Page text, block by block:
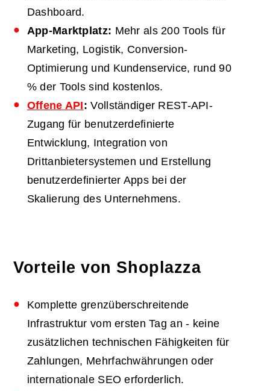
Dashboard.
App-Marktplatz: Mehr als 200 Tools für
Marketing, Logistik, Conversion-
Optimierung und Kundenservice, rund 90
% der Tools sind kostenlos.
Offene API: Vollständiger REST-API-
Zugang für benutzerdefinierte
Entwicklung, Integration von
Drittanbietersystemen und Erstellung
benutzerdefinierter Apps bei der
Skalierung des Unternehmens.
Vorteile von Shoplazza
Komplette grenzüberschreitende
Infrastruktur vom ersten Tag an - keine
zusätzlichen technischen Fähigkeiten für
Zahlungen, Mehrfachwährungen oder
internationale SEO erforderlich.